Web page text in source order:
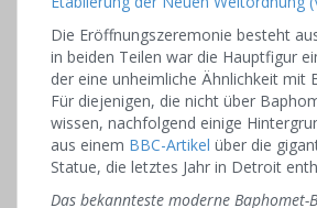
Die Eröffnungszeremonie besteht
in beiden Teilen war die Hauptfigur
der eine unheimliche Ähnlichkeit mit
Für diejenigen, die nicht über
wissen, nachfolgend einige
aus einem BBC-Artikel über die
Statue, die letztes Jahr in Detroit
Das bekannteste moderne Baphomet-